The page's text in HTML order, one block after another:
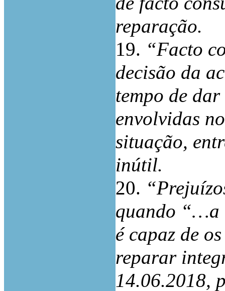
reparação.
19. “Facto
decisão da
tempo de
envolvidas
situação,
inútil.
20.
quando “…a
é capaz de
reparar
14.06.2018,